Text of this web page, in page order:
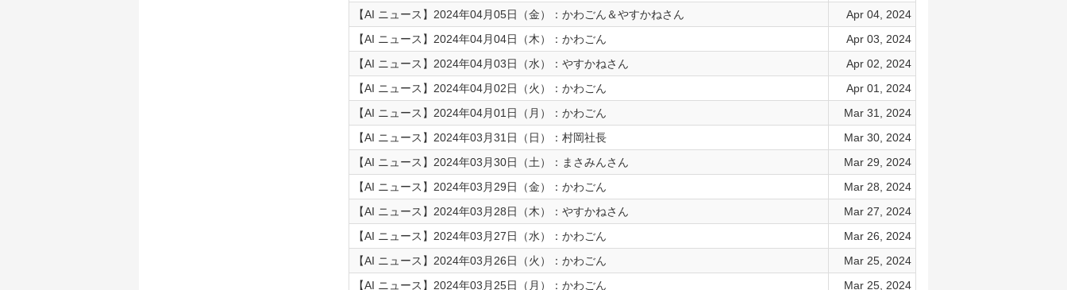
【AI ニュース】2024年04月05日（金）：かわごん＆やすかねさん
Apr 04, 2024
【AI ニュース】2024年04月04日（木）：かわごん
Apr 03, 2024
【AI ニュース】2024年04月03日（水）：やすかねさん
Apr 02, 2024
【AI ニュース】2024年04月02日（火）：かわごん
Apr 01, 2024
【AI ニュース】2024年04月01日（月）：かわごん
Mar 31, 2024
【AI ニュース】2024年03月31日（日）：村岡社長
Mar 30, 2024
【AI ニュース】2024年03月30日（土）：まさみんさん
Mar 29, 2024
【AI ニュース】2024年03月29日（金）：かわごん
Mar 28, 2024
【AI ニュース】2024年03月28日（木）：やすかねさん
Mar 27, 2024
【AI ニュース】2024年03月27日（水）：かわごん
Mar 26, 2024
【AI ニュース】2024年03月26日（火）：かわごん
Mar 25, 2024
【AI ニュース】2024年03月25日（月）：かわごん
Mar 25, 2024